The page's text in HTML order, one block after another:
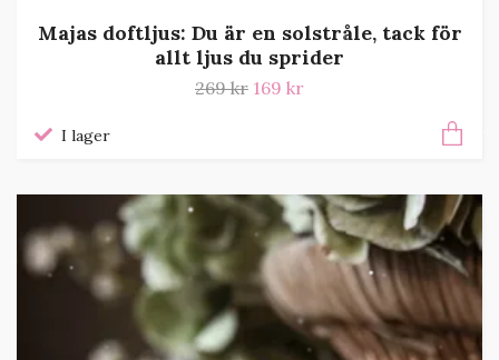
Majas doftljus: Du är en solstråle, tack för
allt ljus du sprider
269 kr 169 kr
I lager